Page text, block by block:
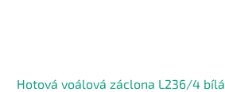
Hotová voálová záclona L236/4